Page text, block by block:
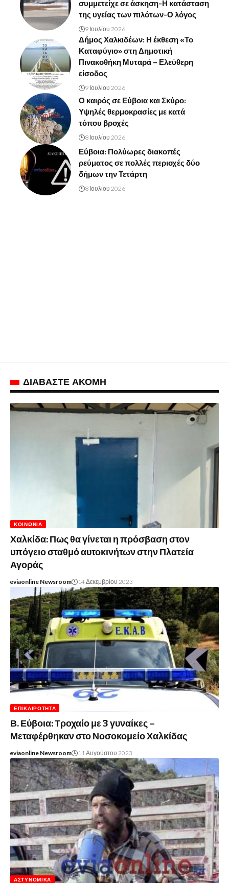
συμμετείχε σε άσκηση-Η κατάσταση
της υγείας των πιλότων-Ο λόγος
9 Ιουλίου 2026
Δήμος Χαλκιδέων: Η έκθεση «Το
Καταφύγιο» στη Δημοτική
Πινακοθήκη Μυταρά – Ελεύθερη
είσοδος
9 Ιουλίου 2026
Ο καιρός σε Εύβοια και Σκύρο:
Υψηλές θερμοκρασίες με κατά
τόπου βροχές
8 Ιουλίου 2026
Εύβοια: Πολύωρες διακοπές
ρεύματος σε πολλές περιοχές δύο
δήμων την Τετάρτη
8 Ιουλίου 2026
ΔΙΑΒΑΣΤΕ ΑΚΟΜΗ
ΚΟΙΝΩΝΊΑ
Χαλκίδα: Πως θα γίνεται η πρόσβαση στον
υπόγειο σταθμό αυτοκινήτων στην Πλατεία
Αγοράς
eviaonline Newsroom 14 Δεκεμβρίου 2023
ΕΠΙΚΑΙΡΌΤΗΤΑ
Β. Εύβοια: Τροχαίο με 3 γυναίκες –
Μεταφέρθηκαν στο Νοσοκομείο Χαλκίδας
eviaonline Newsroom 11 Αυγούστου 2023
ΑΣΤΥΝΟΜΙΚΆ